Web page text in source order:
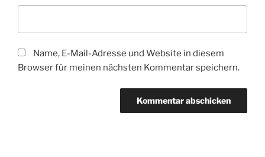
Name, E-Mail-Adresse und Website in diesem
Browser für meinen nächsten Kommentar speichern.